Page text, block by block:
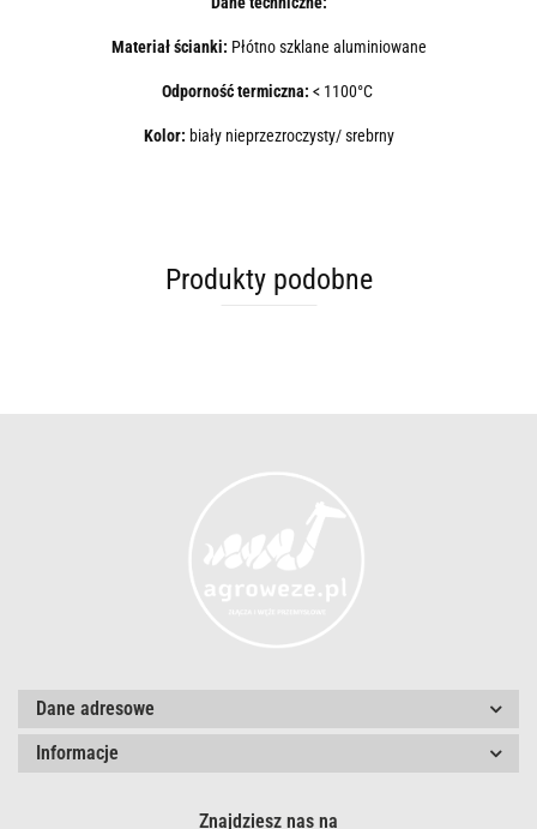
Materiał ścianki: Płótno szklane aluminiowane
Odporność termiczna: < 1100°C
Kolor: biały nieprzezroczysty/ srebrny
Produkty podobne
Dane adresowe
Informacje
Znajdziesz nas na